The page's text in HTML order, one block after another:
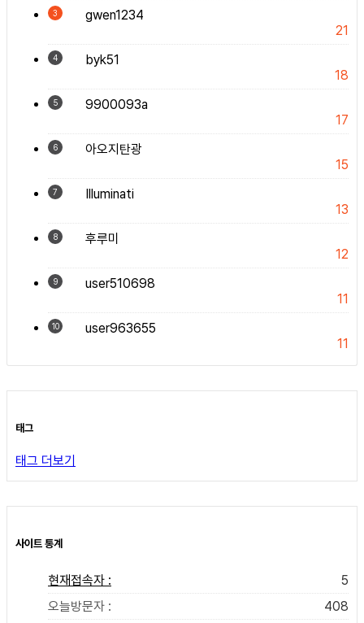
3
gwen1234
21
4
byk51
18
5
9900093a
17
6
아오지탄광
15
7
Illuminati
13
8
후루미
12
9
user510698
11
10
user963655
11
태그
태그 더보기
사이트 통계
현재접속자 :
5
오늘방문자 :
408